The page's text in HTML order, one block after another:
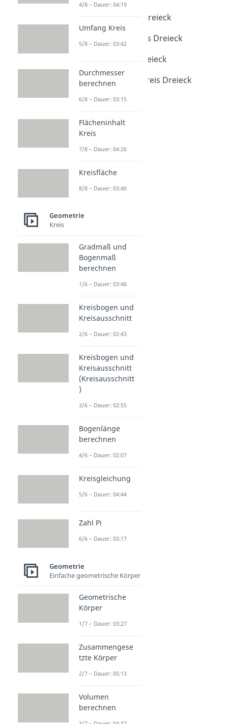
Dauer: 04:08
Rechtwinkliges Dreieck
Dauer: 04:08
Gleichschenkliges Dreieck
Dauer: 04:25
Gleichseitiges Dreieck
Dauer: 03:43
Inkreis und Umkreis Dreieck
4/8 – Dauer: 04:19
Umfang Kreis
5/8 – Dauer: 03:42
Durchmesser
berechnen
6/8 – Dauer: 03:15
Flächeninhalt
Kreis
7/8 – Dauer: 04:26
Kreisfläche
8/8 – Dauer: 03:40
Geometrie
Kreis
Gradmaß und
Bogenmaß
berechnen
1/6 – Dauer: 03:46
Kreisbogen und
Kreisausschnitt
2/6 – Dauer: 02:43
Kreisbogen und
Kreisausschnitt
(Kreisausschnitt
)
3/6 – Dauer: 02:55
Bogenlänge
berechnen
4/6 – Dauer: 02:07
Kreisgleichung
5/6 – Dauer: 04:44
Zahl Pi
6/6 – Dauer: 03:17
Geometrie
Einfache geometrische Körper
Geometrische
Körper
1/7 – Dauer: 03:27
Zusammengese
tzte Körper
2/7 – Dauer: 05:13
Volumen
berechnen